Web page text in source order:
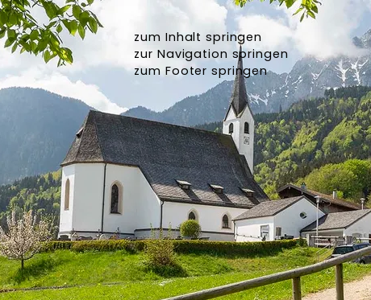
zum Inhalt springen
zur Navigation springen
zum Footer springen